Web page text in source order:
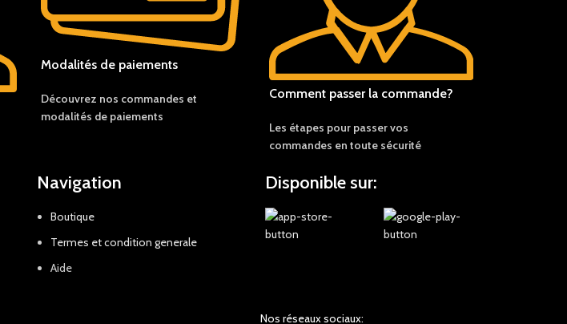
Modalités de paiements
Découvrez nos commandes et
modalités de paiements
Comment passer la commande?
Les étapes pour passer vos
commandes en toute sécurité
Navigation
Boutique
Termes et condition generale
Aide
Disponible sur:
Nos réseaux sociaux: